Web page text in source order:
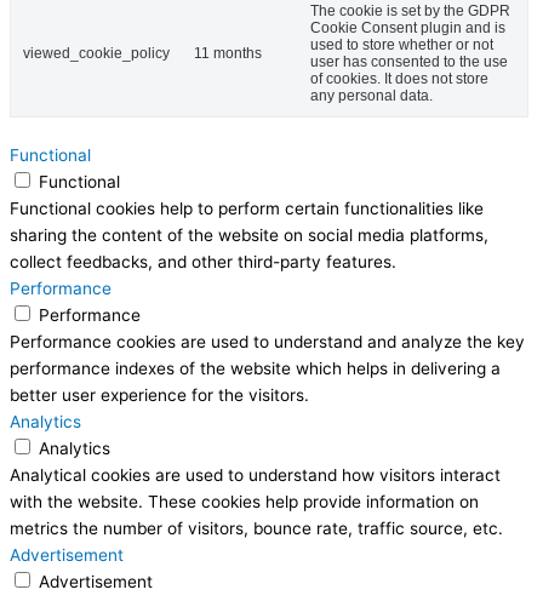
viewed_cookie_policy 11 months
The cookie is set by the GDPR
Cookie Consent plugin and is
used to store whether or not
user has consented to the use
of cookies. It does not store
any personal data.
Functional
Functional
Functional cookies help to perform certain functionalities like
sharing the content of the website on social media platforms,
collect feedbacks, and other third-party features.
Performance
Performance
Performance cookies are used to understand and analyze the key
performance indexes of the website which helps in delivering a
better user experience for the visitors.
Analytics
Analytics
Analytical cookies are used to understand how visitors interact
with the website. These cookies help provide information on
metrics the number of visitors, bounce rate, traffic source, etc.
Advertisement
Advertisement